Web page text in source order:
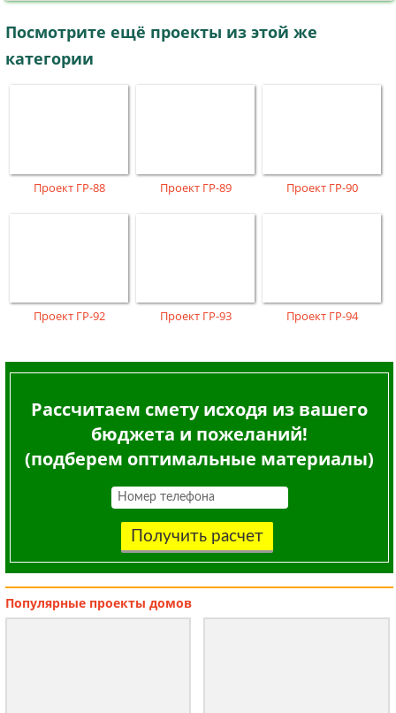
Посмотрите ещё проекты из этой же
категории
Проект ГР-88 Проект ГР-89 Проект ГР-90
Проект ГР-92 Проект ГР-93 Проект ГР-94
Рассчитаем смету исходя из вашего
бюджета и пожеланий!
(подберем оптимальные материалы)
Получить расчет
Популярные проекты домов